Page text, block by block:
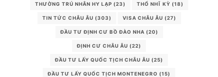
THƯỜNG TRÚ NHÂN HY LẠP (23) THỔ NHĨ KỲ (18)
TIN TỨC CHÂU ÂU (303) VISA CHÂU ÂU (27)
ĐẦU TƯ ĐỊNH CƯ BỒ ĐÀO NHA (20)
ĐỊNH CƯ CHÂU ÂU (22)
ĐẦU TƯ LẤY QUỐC TỊCH CHÂU ÂU (25)
ĐẦU TƯ LẤY QUỐC TỊCH MONTENEGRO (15)